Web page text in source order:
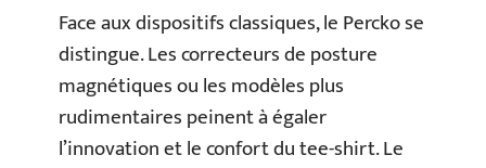
Face aux dispositifs classiques, le Percko se
distingue. Les correcteurs de posture
magnétiques ou les modèles plus
rudimentaires peinent à égaler
l’innovation et le confort du tee-shirt. Le